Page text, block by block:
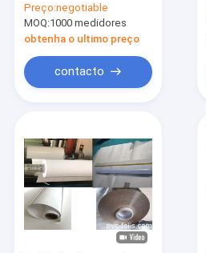
Touch Para Portas
de Cozinha
Preço:negotiable
MOQ:1000 medidores
obtenha o ultimo preço
contacto